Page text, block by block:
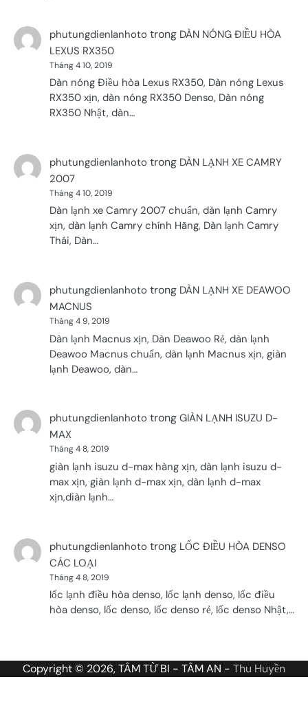
phutungdienlanhoto trong DÀN NÓNG ĐIỀU HÒA
LEXUS RX350
Tháng 4 10, 2019
Dàn nóng Điều hòa Lexus RX350, Dàn nóng Lexus
RX350 xịn, dàn nóng RX350 Denso, Dàn nóng
RX350 Nhật, dàn…
phutungdienlanhoto trong DÀN LẠNH XE CAMRY
2007
Tháng 4 10, 2019
Dàn lạnh xe Camry 2007 chuẩn, dàn lạnh Camry
xịn, dàn lạnh Camry chính Hãng, Dàn lạnh Camry
Thái, Dàn…
phutungdienlanhoto trong DÀN LẠNH XE DEAWOO
MACNUS
Tháng 4 9, 2019
Dàn lạnh Macnus xịn, Dàn Deawoo Rẻ, dàn lạnh
Deawoo Macnus chuẩn, dàn lạnh Macnus xịn, giàn
lạnh Deawoo, dàn…
phutungdienlanhoto trong GIÀN LẠNH ISUZU D-
MAX
Tháng 4 8, 2019
giàn lạnh isuzu d-max hàng xịn, dàn lạnh isuzu d-
max xịn, giàn lạnh d-max xịn, dàn lạnh d-max
xịn,diàn lạnh…
phutungdienlanhoto trong LỐC ĐIỀU HÒA DENSO
CÁC LOẠI
Tháng 4 8, 2019
lốc lạnh điều hòa denso, lốc lạnh denso, lốc điều
hòa denso, lốc denso, lốc denso rẻ, lốc denso Nhật,…
Copyright © 2026, TÂM TỪ BI - TÂM AN - Thu Huyền